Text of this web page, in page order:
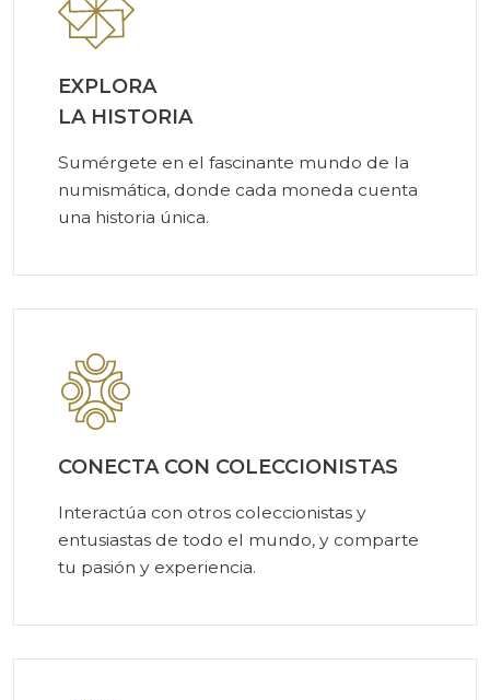
EXPLORA
LA HISTORIA
Sumérgete en el fascinante mundo de la
numismática, donde cada moneda cuenta
una historia única.
CONECTA CON COLECCIONISTAS
Interactúa con otros coleccionistas y
entusiastas de todo el mundo, y comparte
tu pasión y experiencia.